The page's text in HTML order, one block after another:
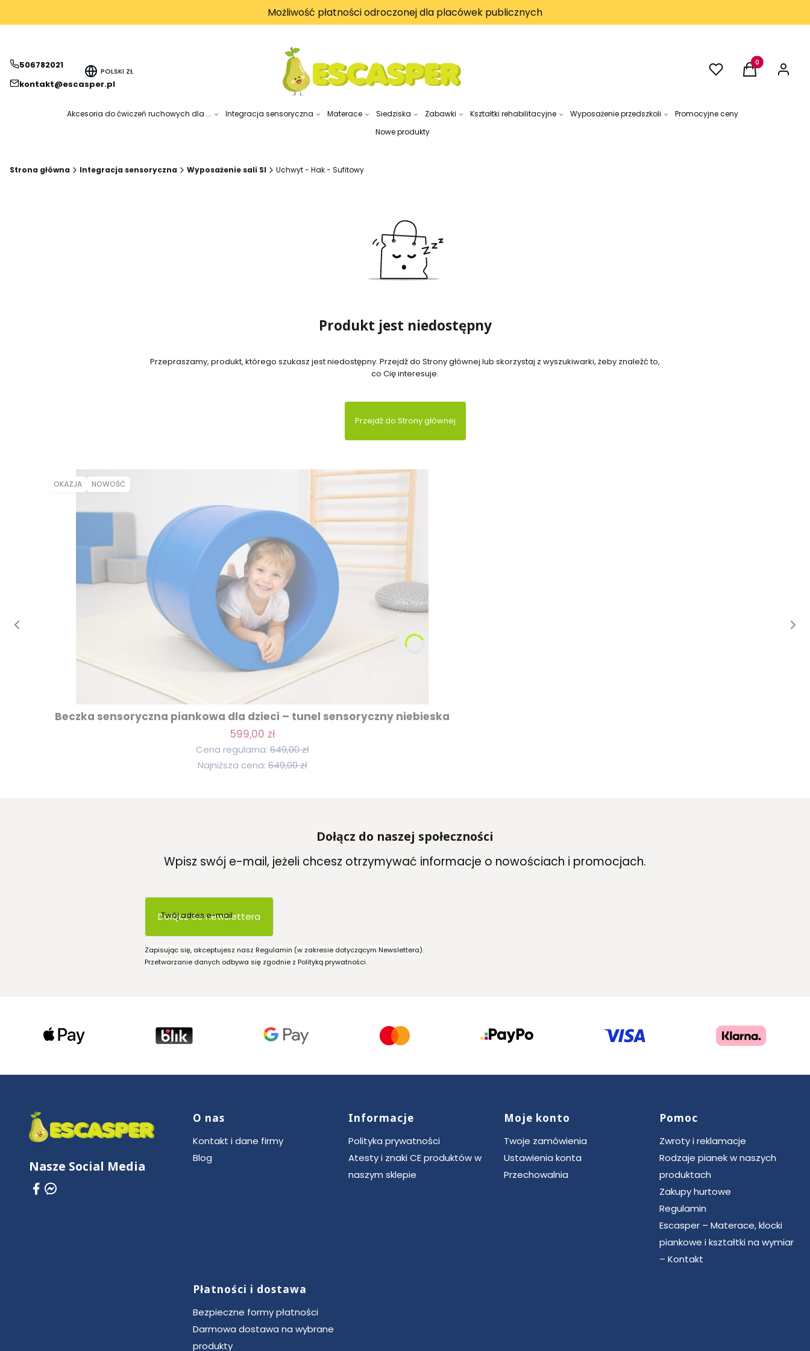
Możliwość płatności odroczonej dla placówek publicznych
506782021
kontakt@escasper.pl
POLSKI ZŁ UlubioneProdukty w
Koszyk Zaloguj
Akcesoria do ćwiczeń ruchowych dla ... Integracja sensoryczna Materace Siedziska Zabawki Kształtki rehabilitacyjne Wyposażenie przedszkoli
Promocyjne ceny
Nowe produkty
Strona główna Integracja sensoryczna Wyposażenie sali SI Uchwyt - Hak - Sufitowy
Produkt jest niedostępny
Przepraszamy, produkt, którego szukasz jest niedostępny. Przejdź do Strony głównej lub skorzystaj z wyszukiwarki, żeby znaleźć to,
co Cię interesuje.
Przejdź do Strony głównej
OKAZJA NOWOŚĆ
Beczka sensoryczna piankowa dla dzieci – tunel sensoryczny niebieska
599,00 zł
Cena regularna: 649,00 zł
Najniższa cena: 649,00 zł
Dołącz do naszej społeczności
Wpisz swój e-mail, jeżeli chcesz otrzymywać informacje o nowościach i promocjach.
Twój adres e-mail
Dołącz do newslettera
Zapisując się, akceptujesz nasz Regulamin (w zakresie dotyczącym Newslettera).
Przetwarzanie danych odbywa się zgodnie z Polityką prywatności.
Nasze Social Media
Linki w stopce
O nas
Kontakt i dane firmy
Blog
Informacje
Polityka prywatności
Atesty i znaki CE produktów w
naszym sklepie
Moje konto
Twoje zamówienia
Ustawienia konta
Przechowalnia
Pomoc
Zwroty i reklamacje
Rodzaje pianek w naszych
produktach
Zakupy hurtowe
Regulamin
Escasper – Materace, klocki
piankowe i kształtki na wymiar
– Kontakt
Płatności i dostawa
Bezpieczne formy płatności
Darmowa dostawa na wybrane
produkty